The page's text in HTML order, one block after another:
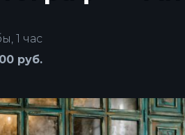
1 час
руб.